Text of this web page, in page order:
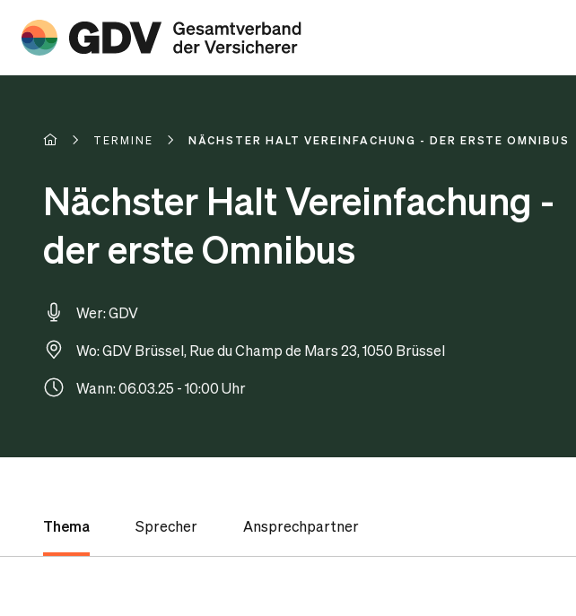
TERMINE NÄCHSTER HALT VEREINFACHUNG - DER ERSTE OMNIBUS
Nächster Halt Vereinfachung -
der erste Omnibus
Wer: GDV
Wo: GDV Brüssel, Rue du Champ de Mars 23, 1050 Brüssel
Wann: 06.03.25 - 10:00 Uhr
Thema Sprecher Ansprechpartner